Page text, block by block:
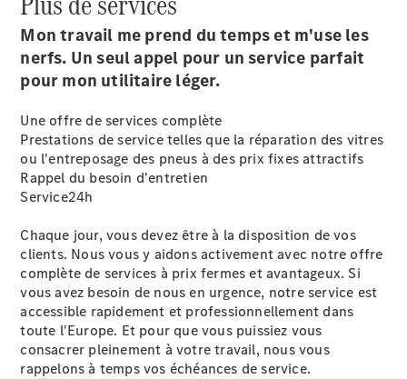
Notre
Nous
trouver
Nous
contacter
Actualité
Mon travail me prend du temps et m'use les
nerfs. Un seul appel pour un service parfait
pour mon utilitaire léger.
Une offre de services complète
Prestations de service telles que la réparation des vitres
ou l'entreposage des pneus à des prix fixes attractifs
Rappel du besoin d'entretien
Service24h
Chaque jour, vous devez être à la disposition de vos
clients. Nous vous y aidons activement avec notre offre
complète de services à prix fermes et avantageux. Si
vous avez besoin de nous en urgence, notre service est
accessible rapidement et professionnellement dans
toute l'Europe. Et pour que vous puissiez vous
consacrer pleinement à votre travail, nous vous
rappelons à temps vos échéances de service.